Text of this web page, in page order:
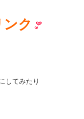
ク
してみたり